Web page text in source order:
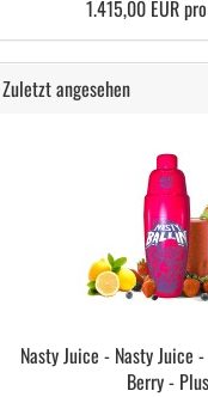
1.415,00 EUR
Zuletzt angesehen
Nasty Juice - Nasty Juice
Berry - Plus